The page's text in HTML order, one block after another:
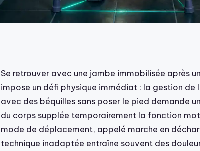
Se retrouver avec une jambe immobilisée après
impose un défi physique immédiat : la gestion de
avec des béquilles sans poser le pied demande
du corps supplée temporairement la fonction
mode de déplacement, appelé marche en
technique inadaptée entraîne souvent des